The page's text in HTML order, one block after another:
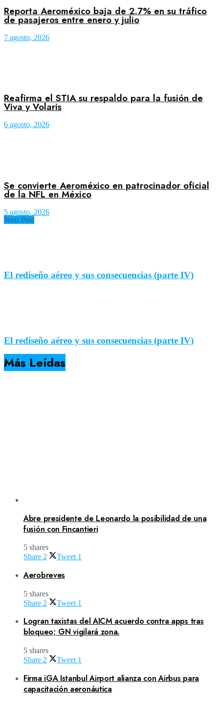
Reporta Aeroméxico baja de 2.7% en su tráfico
de pasajeros entre enero y julio
7 agosto, 2026
Reafirma el STIA su respaldo para la fusión de
Viva y Volaris
6 agosto, 2026
Se convierte Aeroméxico en patrocinador oficial
de la NFL en México
5 agosto, 2026
Next Post
El rediseño aéreo y sus consecuencias (parte IV)
El rediseño aéreo y sus consecuencias (parte IV)
Más Leídas
Abre presidente de Leonardo la posibilidad de una
fusión con Fincantieri
5 shares
Share 2 Tweet 1
Aerobreves
5 shares
Share 2 Tweet 1
Logran taxistas del AICM acuerdo contra apps tras
bloqueo; GN vigilará zona.
5 shares
Share 2 Tweet 1
Firma iGA Istanbul Airport alianza con Airbus para
capacitación aeronáutica